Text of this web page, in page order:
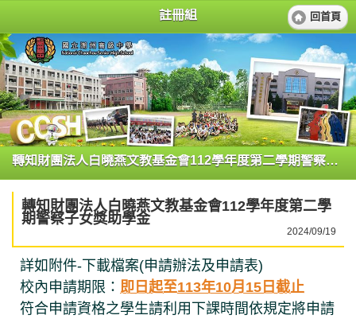
註冊組 回首頁
轉知財團法人白曉燕文教基金會112學年度第二學期警察子女獎助學金
轉知財團法人白曉燕文教基金會112學年度第二學
期警察子女獎助學金
2024/09/19
詳如附件-下載檔案(申請辦法及申請表)
校內申請期限： 即日起至113年10月15日截止
符合申請資格之學生請利用下課時間依規定將申請